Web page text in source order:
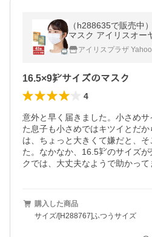
（h288635で販売中
マスク アイリスオーヤマ 安心・清潔
45枚入り 【メール便
い決済不可・日時指定
アイリスプラザ
16.5×9㌢サイズのマスク
4
意外と早く届きました。小さめ
た息子も小さめではキツイとだ
は、ちょっと大きくて嫌だと、
た。なかなか、16.5㌢のサイズ
クでは、大丈夫なようで助かって
購入した商品
サイズ/[H288767]ふつうサイズ